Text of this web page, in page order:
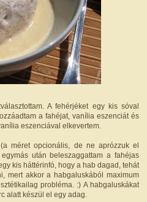
A fehérjéket egy kis sóval
a fahéjat, vanília eszenciát és
eszenciával elkevertem.
méret opcionális, de ne aprózzuk el
után beleszaggattam a fahéjas
kis háttérinfó, hogy a hab dagad, tehát
mert akkor a habgaluskából maximum
probléma. :) A habgaluskákat
alatt készül el egy adag.